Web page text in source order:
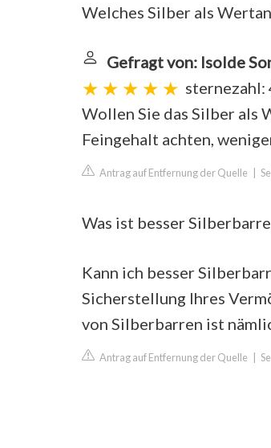
Welches Silber als
Gefragt von: Isolde
sternezahl:
Wollen Sie das Silber als
Feingehalt achten,
Antrag auf Entfernung der Quelle
Was ist besser
Kann ich besser
Sicherstellung Ihres
von Silberbarren ist
Antrag auf Entfernung der Quelle